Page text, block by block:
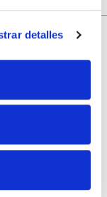
detalles
primera compra.